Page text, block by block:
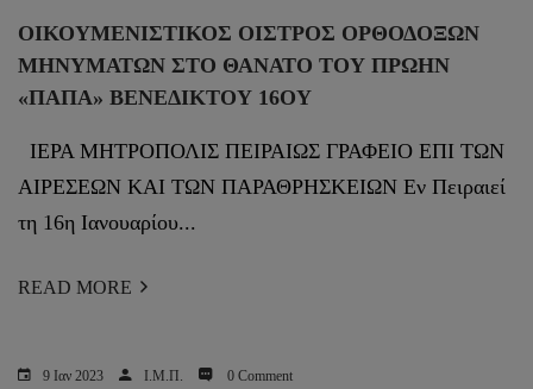
ΟΙΚΟΥΜΕΝΙΣΤΙΚΟΣ ΟΙΣΤΡΟΣ ΟΡΘΟΔΟΞΩΝ
ΜΗΝΥΜΑΤΩΝ ΣΤΟ ΘΑΝΑΤΟ ΤΟΥ ΠΡΩΗΝ
«ΠΑΠΑ» ΒΕΝΕΔΙΚΤΟΥ 16ΟΥ
ΙΕΡΑ ΜΗΤΡΟΠΟΛΙΣ ΠΕΙΡΑΙΩΣ ΓΡΑΦΕΙΟ ΕΠΙ ΤΩΝ
ΑΙΡΕΣΕΩΝ ΚΑΙ ΤΩΝ ΠΑΡΑΘΡΗΣΚΕΙΩΝ Εν Πειραιεί
τη 16η Ιανουαρίου...
READ MORE
9 Ιαν 2023 Ι.Μ.Π. 0 Comment